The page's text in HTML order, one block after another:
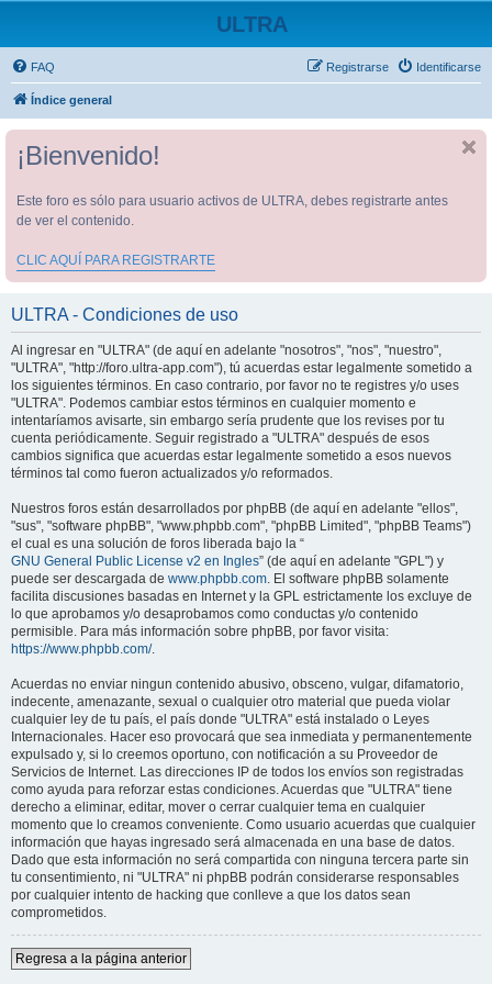
ULTRA
FAQ Identificarse
Registrarse
Índice general
¡Bienvenido!
Este foro es sólo para usuario activos de ULTRA, debes registrarte antes
de ver el contenido.
CLIC AQUÍ PARA REGISTRARTE
ULTRA - Condiciones de uso
Al ingresar en "ULTRA" (de aquí en adelante "nosotros", "nos", "nuestro",
"ULTRA", "http://foro.ultra-app.com"), tú acuerdas estar legalmente sometido a
los siguientes términos. En caso contrario, por favor no te registres y/o uses
"ULTRA". Podemos cambiar estos términos en cualquier momento e
intentaríamos avisarte, sin embargo sería prudente que los revises por tu
cuenta periódicamente. Seguir registrado a "ULTRA" después de esos
cambios significa que acuerdas estar legalmente sometido a esos nuevos
términos tal como fueron actualizados y/o reformados.
Nuestros foros están desarrollados por phpBB (de aquí en adelante "ellos",
"sus", "software phpBB", "www.phpbb.com", "phpBB Limited", "phpBB Teams")
el cual es una solución de foros liberada bajo la “
GNU General Public License v2 en Ingles” (de aquí en adelante "GPL") y
puede ser descargada de www.phpbb.com. El software phpBB solamente
facilita discusiones basadas en Internet y la GPL estrictamente los excluye de
lo que aprobamos y/o desaprobamos como conductas y/o contenido
permisible. Para más información sobre phpBB, por favor visita:
https://www.phpbb.com/.
Acuerdas no enviar ningun contenido abusivo, obsceno, vulgar, difamatorio,
indecente, amenazante, sexual o cualquier otro material que pueda violar
cualquier ley de tu país, el país donde "ULTRA" está instalado o Leyes
Internacionales. Hacer eso provocará que sea inmediata y permanentemente
expulsado y, si lo creemos oportuno, con notificación a su Proveedor de
Servicios de Internet. Las direcciones IP de todos los envíos son registradas
como ayuda para reforzar estas condiciones. Acuerdas que "ULTRA" tiene
derecho a eliminar, editar, mover o cerrar cualquier tema en cualquier
momento que lo creamos conveniente. Como usuario acuerdas que cualquier
información que hayas ingresado será almacenada en una base de datos.
Dado que esta información no será compartida con ninguna tercera parte sin
tu consentimiento, ni "ULTRA" ni phpBB podrán considerarse responsables
por cualquier intento de hacking que conlleve a que los datos sean
comprometidos.
Regresa a la página anterior